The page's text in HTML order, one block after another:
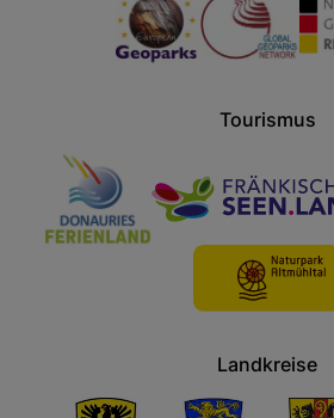
Tourismus
Landkreise